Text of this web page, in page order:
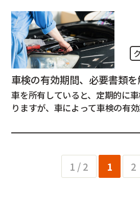
かる費用は法定費用と点検費...
車検の有効期間、必要書類
車を所有していると、定期的に
りますが、車によって車検の有
ていなかった場合は、気付かな
は、車検の有効期間と、車検に
1 / 2 1 2